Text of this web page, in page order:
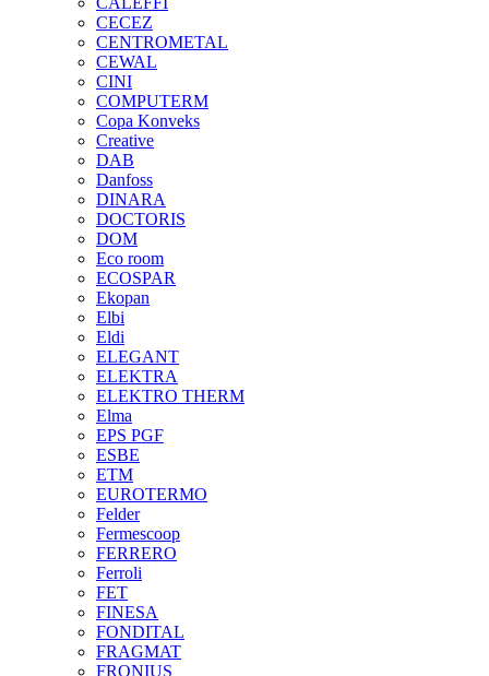
CECEZ
CENTROMETAL
CEWAL
CINI
COMPUTERM
Copa Konveks
Creative
DAB
Danfoss
DINARA
DOCTORIS
DOM
Eco room
ECOSPAR
Ekopan
Elbi
Eldi
ELEGANT
ELEKTRA
ELEKTRO THERM
Elma
EPS PGF
ESBE
ETM
EUROTERMO
Felder
Fermescoop
FERRERO
Ferroli
FET
FINESA
FONDITAL
FRAGMAT
FRONIUS